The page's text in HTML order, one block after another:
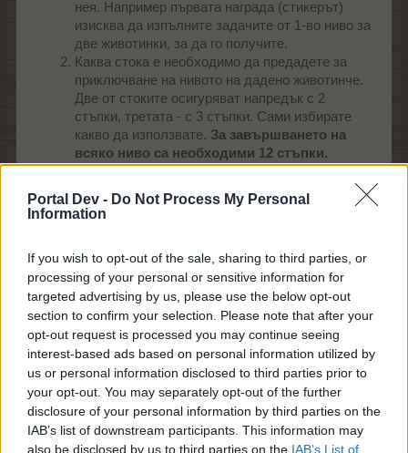
Portal Dev - Do Not Process My Personal
Information
If you wish to opt-out of the sale, sharing to third parties, or
processing of your personal or sensitive information for
targeted advertising by us, please use the below opt-out
section to confirm your selection. Please note that after your
opt-out request is processed you may continue seeing
interest-based ads based on personal information utilized by
us or personal information disclosed to third parties prior to
your opt-out. You may separately opt-out of the further
disclosure of your personal information by third parties on the
IAB’s list of downstream participants. This information may
also be disclosed by us to third parties on the IAB’s List of
нея. Например първата награда (стикерът)
изисква да изпълните задачите от 1-во ниво за
две животинки, за да го получите.
Каква стока е необходимо да предадете за
приключване на нивото на дадено животинче.
Две от стоките осигуряват напредък с 2
стъпки, третата - с 3 стъпки. Сами избирате
какво да използвате. За завършването на
всяко ниво са необходими 12 стъпки.
Активиране на цветни бустери за ТО
отваря прозорец за покупка.
Показва с колкоцветни бустери за ТО
разполагате и отваря прозорец за покупка.
Не можете да предавате при едно и също
животинче в две последователни нива. Трябва да
ги редувате,
т.е. ако сте завършили нивото на едно от
животинчетата и сте получили първата малка
то не можете да продължите да играете за